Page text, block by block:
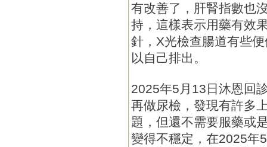
有改善了，肝腎指數也
持，這樣表示用藥有效
針，X光檢查腸道有些
以自己排出。
2025年5月13日沐恩回
再做尿檢，發現有許多
題，但還不需要服藥或
變得不穩定，在2025年